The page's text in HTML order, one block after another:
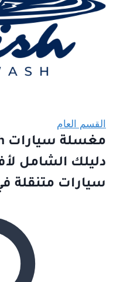
القسم العام
دليلك الشامل
سيارات متنقلة في